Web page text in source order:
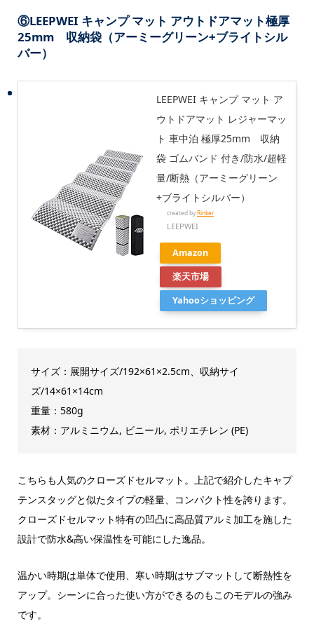
⑥LEEPWEI キャンプ マット アウトドアマット極厚
25mm 収納袋（アーミーグリーン+ブライトシル
バー）
LEEPWEI キャンプ マット ア
ウトドアマット レジャーマッ
ト 車中泊 極厚25mm 収納
袋 ゴムバンド 付き/防水/超軽
量/断熱（アーミーグリーン
+ブライトシルバー）
created byRinker
LEEPWEI
Amazon
楽天市場
Yahooショッピング
サイズ：展開サイズ/192×61×2.5cm、収納サイ
ズ/14×61×14cm
重量：580g
素材：アルミニウム, ビニール, ポリエチレン (PE)
こちらも人気のクローズドセルマット。上記で紹介したキャプ
テンスタッグと似たタイプの軽量、コンパクト性を誇ります。
クローズドセルマット特有の凹凸に高品質アルミ加工を施した
設計で防水&高い保温性を可能にした逸品。
温かい時期は単体で使用、寒い時期はサブマットして断熱性を
アップ。シーンに合った使い方ができるのもこのモデルの強み
です。